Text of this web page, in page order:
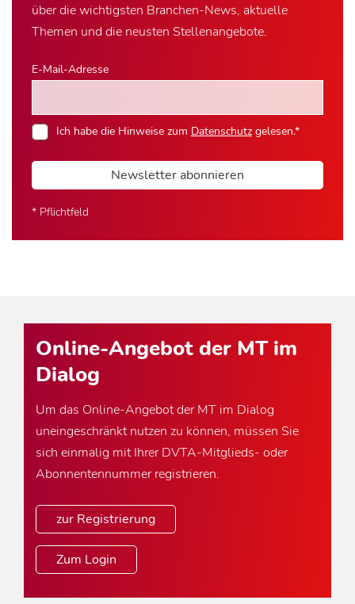
über die wichtigsten Branchen-News, aktuelle
Themen und die neusten Stellenangebote.
E-Mail-Adresse
Ich habe die Hinweise zum Datenschutzgelesen.*
Newsletter abonnieren
* Pflichtfeld
Online-Angebot der MT im
Dialog
Um das Online-Angebot der MT im Dialog
uneingeschränkt nutzen zu können, müssen Sie
sich einmalig mit Ihrer DVTA-Mitglieds- oder
Abonnentennummer registrieren.
zur Registrierung
Zum Login